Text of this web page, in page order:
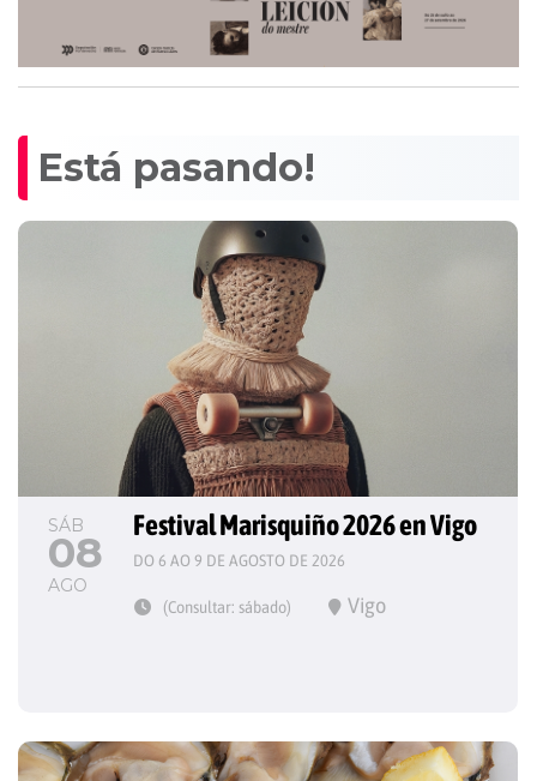
Está pasando!
SÁB
08
AGO
Festival Marisquiño 2026 en Vigo
DO 6 AO 9 DE AGOSTO DE 2026
(Consultar: sábado) Vigo